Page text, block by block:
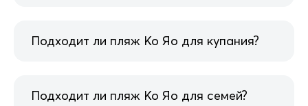
Подходит ли пляж Ко Яо для купания?
Подходит ли пляж Ко Яо для семей?